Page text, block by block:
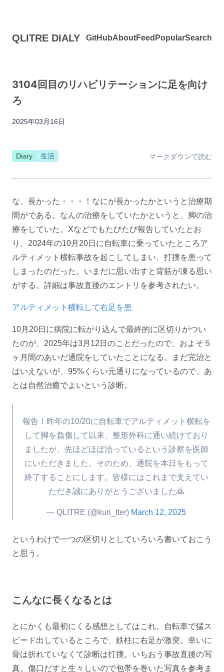
QLITRE DIALY GitHubAboutFeed PopularSearch
3104回目のリハビリテーションに足を向け
ろ
2025年03月16日
Diary 生活 マークダウンで読む
な、長かった・・・！なにが長かったかというと治療期
間がである。なんの治療をしていたかというと、脚の治
療をしていた。Xなどでもたびたび報告していたとお
り、2024年の10月20日に自転車に乗っていたところア
ルティメット横転事故を起こしてしまい、打撲を患って
しまったのだった。いまだに思い出すと背筋が凍る思い
がする。詳細は事故直後のエントリを参考されたい。
アルティメット横転して右足を患
10月20日に病院に転がり込んで最終的に区切りがつい
たのが、2025年は3月12日のことだったので、およそ５
ヶ月間のあいだ通院をしていたことになる。まだ完治と
はいえないが、95%くらい元通りになっているので、あ
とは自然治癒でよいという診断。
報告！昨年の10/20に自転車でアルティメット横転を
して脚を負傷して以来、整形外科に通い続けており
ましたが、先ほどほぼ治っているという診察を医師
にいただきました。そのため、通院を本日をもって
終了することにします。皆様にはこれまで支えてい
ただき誠にありがとうございました🙇
— QLITRE (@kuri_tter) March 12, 2025
というわけで一つの区切りとしていろいろ書いておこう
と思う。
こんなに長くなるとは
とにかくも最初にくる感想としてはこれ。自転車で猛ス
ピード出しているところで、鉄柱に右足が激突。幸いに
骨は折れていなくて診断は打撲。いちおう事故直後の写
真。傷口だすと生々しいので包帯を巻いた写真を参考ま